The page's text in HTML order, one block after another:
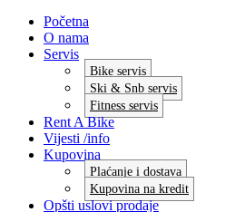
Početna
O nama
Servis
Bike servis
Ski & Snb servis
Fitness servis
Rent A Bike
Vijesti /info
Kupovina
Plaćanje i dostava
Kupovina na kredit
Opšti uslovi prodaje